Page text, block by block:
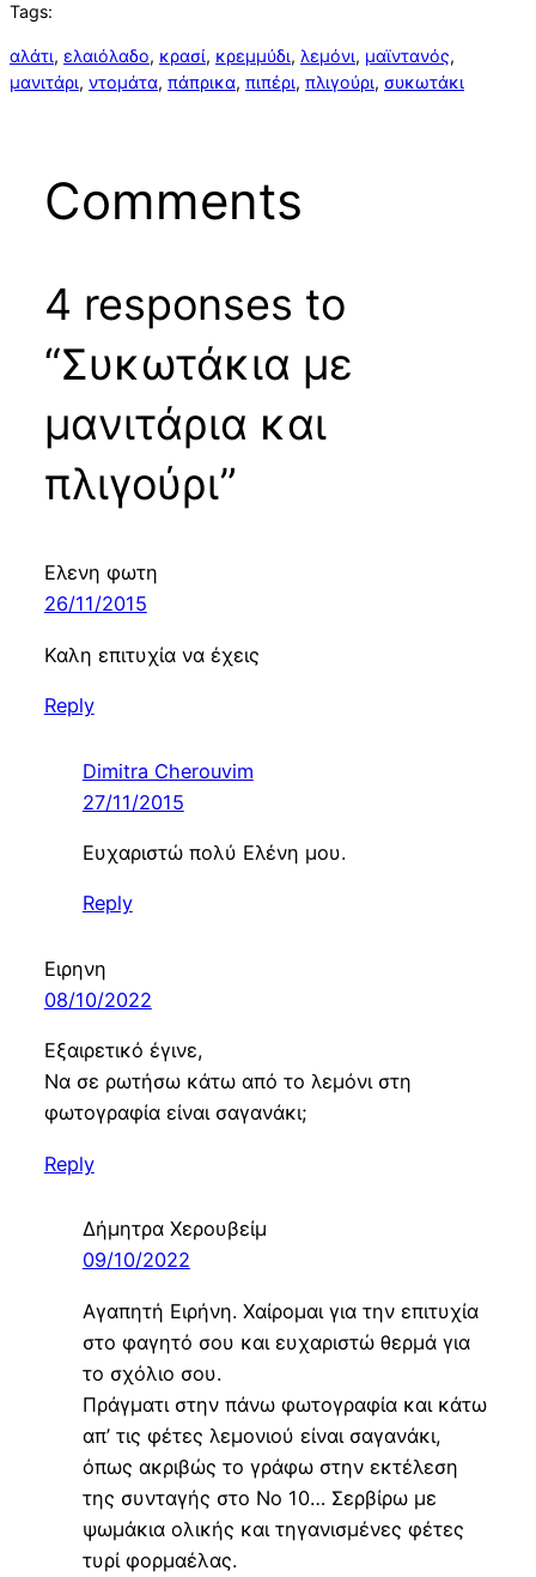
Tags:
αλάτι, ελαιόλαδο, κρασί, κρεμμύδι, λεμόνι, μαϊντανός
μανιτάρι, ντομάτα, πάπρικα, πιπέρι, πλιγούρι, συκωτάκι
Comments
4 responses to
“Συκωτάκια με
μανιτάρια και
πλιγούρι”
Eλενη φωτη
26/11/2015
Καλη επιτυχία να έχεις
Reply
Dimitra Cherouvim
27/11/2015
Ευχαριστώ πολύ Ελένη μου.
Reply
Ειρηνη
08/10/2022
Εξαιρετικό έγινε,
Να σε ρωτήσω κάτω από το λεμόνι στη
φωτογραφία είναι σαγανάκι;
Reply
Δήμητρα Χερουβείμ
09/10/2022
Αγαπητή Ειρήνη. Χαίρομαι για την επιτυχία
στο φαγητό σου και ευχαριστώ θερμά για
το σχόλιο σου.
Πράγματι στην πάνω φωτογραφία και κάτω
απ’ τις φέτες λεμονιού είναι σαγανάκι,
όπως ακριβώς το γράφω στην εκτέλεση
της συνταγής στο Νο 10… Σερβίρω με
ψωμάκια ολικής και τηγανισμένες φέτες
τυρί φορμαέλας.